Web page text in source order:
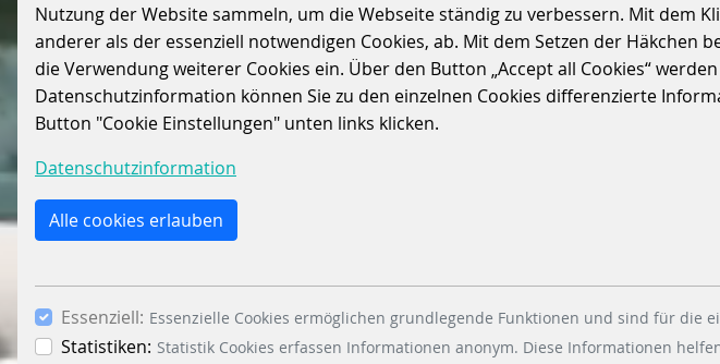
Nutzung der Website sammeln, um die Webseite ständig zu verbessern. Mit dem
anderer als der essenziell notwendigen Cookies, ab. Mit dem Setzen der Häkchen
die Verwendung weiterer Cookies ein. Über den Button „Accept all Cookies“
Datenschutzinformation können Sie zu den einzelnen Cookies differenzierte
Button "Cookie Einstellungen" unten links klicken.
Datenschutzinformation
Alle cookies erlauben
Essenziell: Essenzielle Cookies ermöglichen grundlegende Funktionen und sind für die
Statistiken: Statistik Cookies erfassen Informationen anonym. Diese Informationen